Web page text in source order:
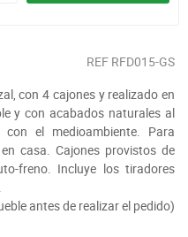
REF RFD015-GS
con 4 cajones y realizado en
y con acabados naturales al
el medioambiente. Para
casa. Cajones provistos de
freno. Incluye los tiradores
antes de realizar el pedido)